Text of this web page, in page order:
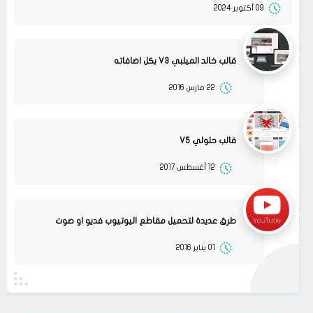
09 أكتوبر 2024
قالب خالد الميلبي V3 بكل اضافاته
22 مارس 2016
قالب حلولي V5
12 أغسطس 2017
طرق عديدة لتحميل مقاطع اليوتيوب فديو او صوت
01 يناير 2016
02 2022
مشاركة
أو عمل إعادة ضبط المصنع
08
جرب الطريقتين ممكن تحل المشكله
حلولي